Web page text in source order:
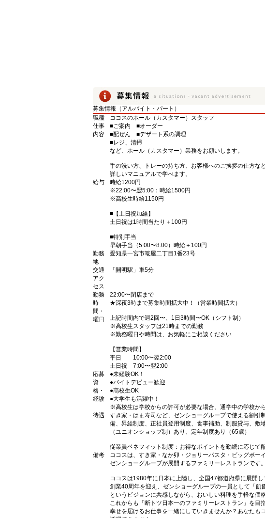
募集情報（アルバイト・パート）
職種
ココスのホール（カスタマー）スタッフ
仕事
内容
■ご案内 ■オーダー
■配ぜん ■デザート系の調理
■レジ、清掃
など、ホール（カスタマー）業務をお願いします。
手の洗い方、トレーの持ち方、お客様へのご挨拶の仕方な
詳しいマニュアルで学べます。
給与
時給1200円
※22:00〜翌5:00：時給1500円
※高校生時給1150円
■【土日祝加給】
土日祝は1時間当たり＋100円
■特別手当
早朝手当（5:00〜8:00）時給＋100円
勤務
地
愛知県一宮市篭屋二丁目1番23号
交通
アク
セス
「開明駅」車5分
勤務
時
間・
曜日
22:00〜閉店まで
★深夜3時まで募集時間拡大中！（営業時間拡大）
上記時間内で週2回〜、1日3時間〜OK（シフト制）
※高校生スタッフは21時までの勤務
※勤務曜日や時間は、お気軽にご相談ください
【営業時間】
平日 10:00〜翌2:00
土日祝 7:00〜翌2:00
応募
資
格・
経験
●未経験OK！
●バイトデビュー歓迎
●高校生OK
●大学生も活躍中！
※高校生は学校からの許可が必要な場合、通学中の学校か
待遇
すき家・はま寿司など、ゼンショーグループで使える割
備、昇給制度、正社員登用制度、食事補助、制服貸与、
（ユニオンショップ制）あり、定年制度あり（65歳）
従業員ベネフィット制度：お得なポイントを勤続に応じて
備考
ココスは、すき家・なか卯・ジョリーパスタ・ビッグボー
ゼンショーグループが展開するファミリーレストランです。
ココスは1980年に日本に上陸し、全国47都道府県に展開し
創業40周年を迎え、ゼンショーグループの一員として「飢
というビジョンに共感しながら、おいしい料理を手軽な価
これからも「断トツ日本一のファミリーレストラン」を目
幸せを届けるお仕事を一緒にしていきませんか？あなたも